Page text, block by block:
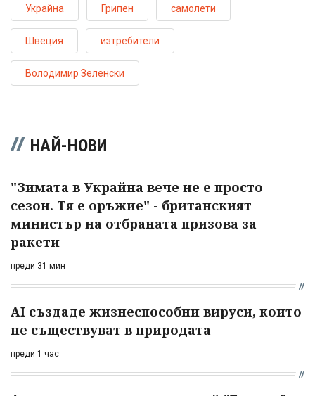
Украйна Грипен самолети
Швеция изтребители
Володимир Зеленски
НАЙ-НОВИ
"Зимата в Украйна вече не е просто
сезон. Тя е оръжие" - британският
министър на отбраната призова за
ракети
преди 31 мин
AI създаде жизнеспособни вируси, които
не съществуват в природата
преди 1 час